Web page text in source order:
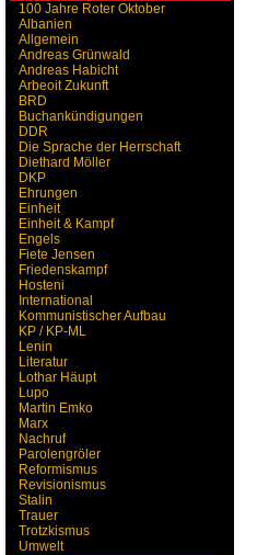
100 Jahre Roter Oktober
Albanien
Allgemein
Andreas Grünwald
Andreas Habicht
Arbeoit Zukunft
BRD
Buchankündigungen
DDR
Die Sprache der Herrschaft
Diethard Möller
DKP
Ehrungen
Einheit
Einheit & Kampf
Engels
Fiete Jensen
Friedenskampf
Hosteni
International
Kommunistischer Aufbau
KP / KP-ML
Lenin
Literatur
Lothar Häupt
Lupo
Martin Emko
Marx
Nachruf
Parolengröler
Reformismus
Revisionismus
Stalin
Trauer
Trotzkismus
Umwelt